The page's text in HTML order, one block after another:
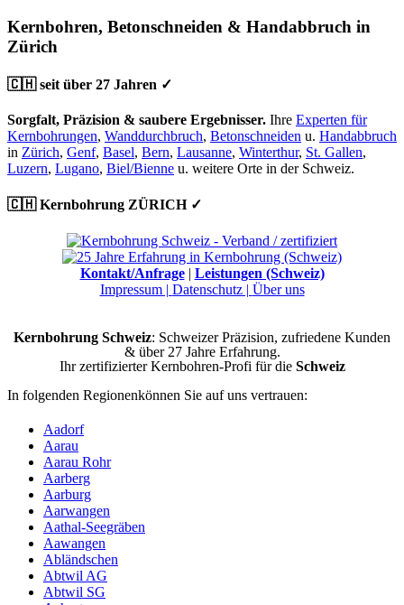
Kernbohren, Betonschneiden & Handabbruch in
Zürich
🇨🇭 seit über 27 Jahren ✓
Sorgfalt, Präzision & saubere Ergebnisser. Ihre Experten für
Kernbohrungen, Wanddurchbruch, Betonschneiden u. Handabbruch
in Zürich, Genf, Basel, Bern, Lausanne, Winterthur, St. Gallen,
Luzern, Lugano, Biel/Bienne u. weitere Orte in der Schweiz.
🇨🇭 Kernbohrung ZÜRICH ✓
Kontakt/Anfrage| Leistungen (Schweiz)
Impressum | Datenschutz | Über uns
Kernbohrung Schweiz: Schweizer Präzision, zufriedene Kunden
& über 27 Jahre Erfahrung.
Ihr zertifizierter Kernbohren-Profi für die Schweiz
In folgenden Regionenkönnen Sie auf uns vertrauen:
Aadorf
Aarau
Aarau Rohr
Aarberg
Aarburg
Aarwangen
Aathal-Seegräben
Aawangen
Abländschen
Abtwil AG
Abtwil SG